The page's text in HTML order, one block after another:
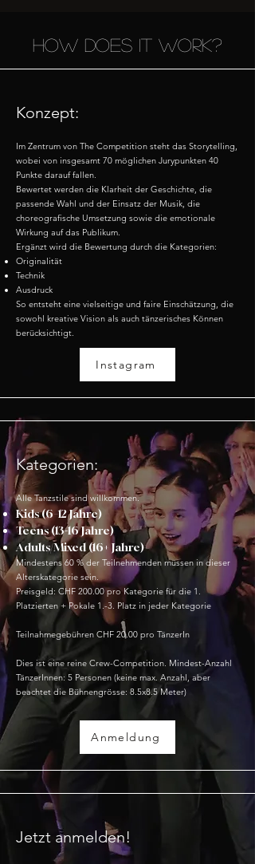
how does it work?
Konzept:
Im Zentrum von The Competition steht das Storytelling,
wobei von insgesamt 70 möglichen Jurypunkten 40
Punkte darauf fallen.
Bewertet werden die Klarheit der Geschichte, die
passende Wahl und der Einsatz der Musik, die
choreografische Umsetzung sowie die emotionale
Wirkung auf das Publikum.
Ergänzt wird die Bewertung durch die Kategorien:
Originalität
Technik
Ausdruck
So entsteht eine vielseitige und faire Einschätzung, die
sowohl kreative Vision als auch tänzerisches Können
berücksichtigt.
Instagram
Kategorien:
Alle Tanzstile sind willkommen.
Kids (6–12 Jahre)
Teens (13-16 Jahre)
Adults/Mixed (16+ Jahre)
Mindestens 60 % der Teilnehmenden müssen in dieser
Alterskategorie sein.
Preisgeld: CHF 200.00 pro Kategorie für die 1.
Platzierten + Pokale 1.-3. Platz in jeder Kategorie​
Teilnahmegebühren CHF 20.00 pro TänzerIn
Dies ist eine reine Crew-Competition. Mindest-Anzahl
TänzerInnen: 5 Personen (keine max. Anzahl, aber
beachtet die Bühnengrösse: 8.5x8.5 Meter)
Anmeldung
Jetzt anmelden!